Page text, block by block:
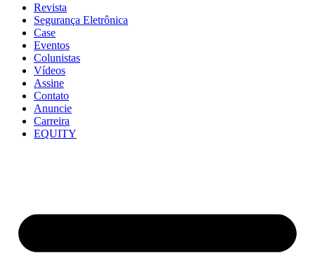
Revista
Segurança Eletrônica
Case
Eventos
Colunistas
Vídeos
Assine
Contato
Anuncie
Carreira
EQUITY